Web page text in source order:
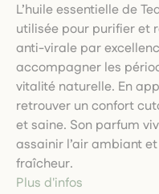
L’huile essentielle de
utilisée pour purifier et
anti-virale par
accompagner les
vitalité naturelle. En
retrouver un confort
et saine. Son parfum
assainir l’air ambiant
fraîcheur.
Plus d'infos